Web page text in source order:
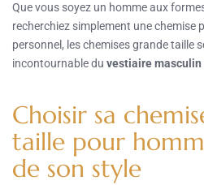
Que vous soyez un homme aux
recherchiez simplement une chemise
personnel, les chemises grande taille
incontournable du vestiaire masculin
Choisir sa
taille pour
de son style